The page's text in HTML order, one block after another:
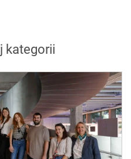
kategorii